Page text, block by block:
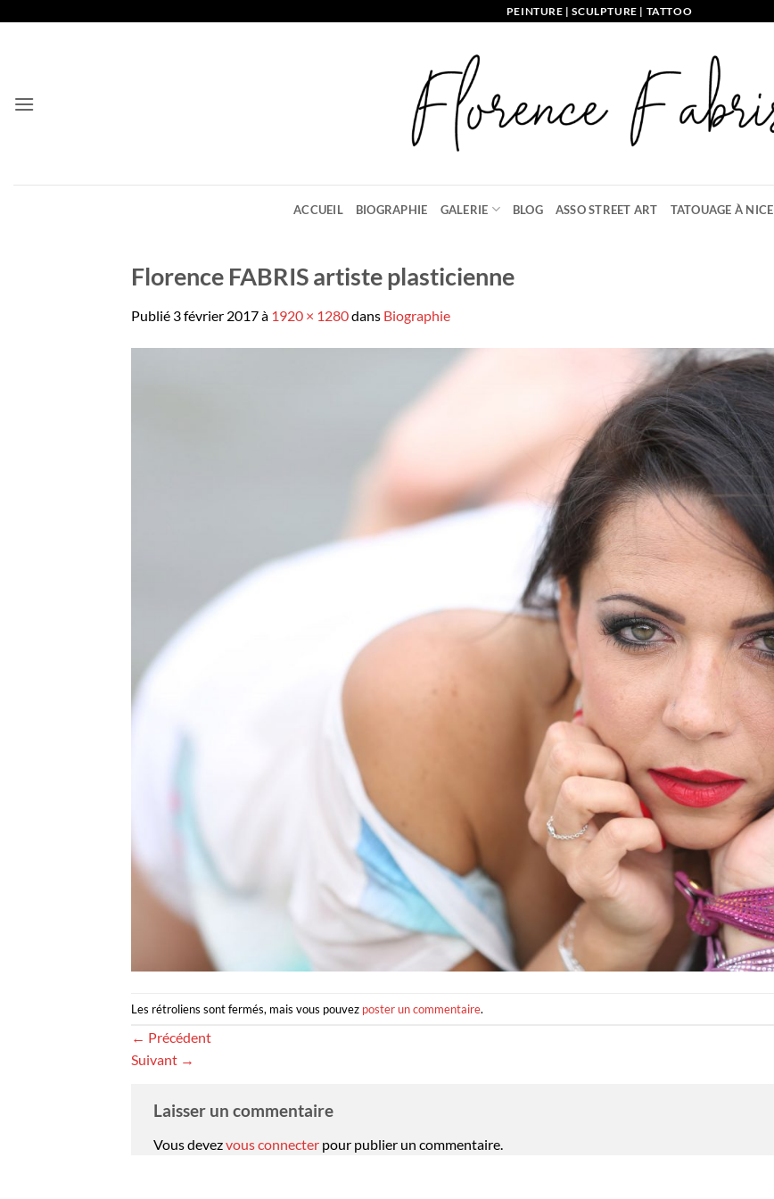
PEINTURE | SCULPTURE | TATTOO
ACCUEIL BIOGRAPHIE GALERIE BLOG ASSO STREET ART TATOUAGE À NICE
Florence FABRIS artiste plasticienne
Publié 3 février 2017à 1920 × 1280dans Biographie
Les rétroliens sont fermés, mais vous pouvez poster un commentaire.
← Précédent
Suivant →
Laisser un commentaire
Vous devezvous connecter pour publier un commentaire.